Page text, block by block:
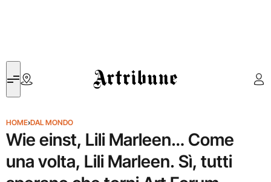
Artribune
HOME›DAL MONDO
Wie einst, Lili Marleen… Come
una volta, Lili Marleen. Sì, tutti